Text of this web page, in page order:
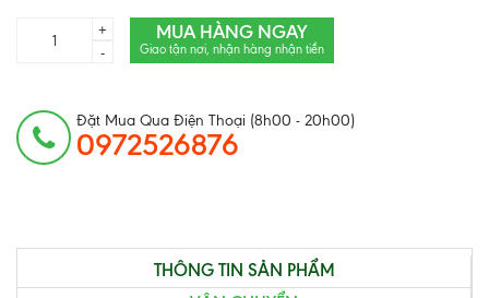
+
-
MUA HÀNG NGAY
Giao tận nơi, nhận hàng nhận tiền
Đặt Mua Qua Điện Thoại (8h00 - 20h00)
0972526876
THÔNG TIN SẢN PHẨM